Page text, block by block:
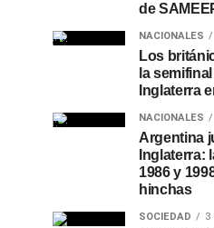
de
NACIONALES
Los
la
Inglaterra
NACIONALES
Argentina
Inglaterra:
1986 y
hinchas
SOCIEDAD 3